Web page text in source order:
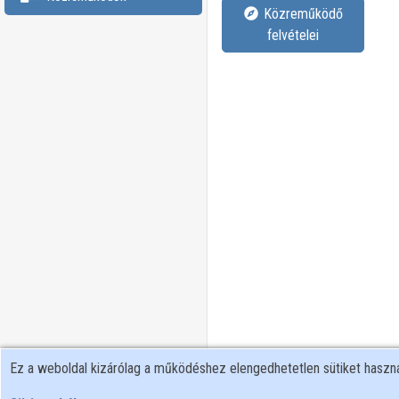
felvételei
Ez a weboldal kizárólag a működéshez elengedhetetlen sütiket